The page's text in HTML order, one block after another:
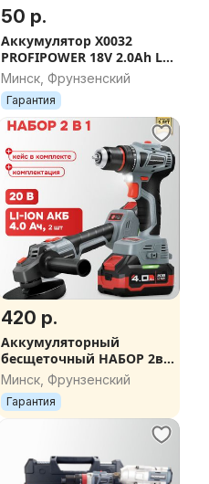
50 р.
Аккумулятор X0032
PROFIPOWER 18V 2.0Ah Li-
ion MLI1820D
Минск, Фрунзенский
Гарантия
420 р.
Аккумуляторный
бесщеточный НАБОР 2в1
УШМ MKDGA-20V и
шуруповерт MKBL-20B (Li-
ion-2шт 20В,4.0А)
Минск, Фрунзенский
Гарантия